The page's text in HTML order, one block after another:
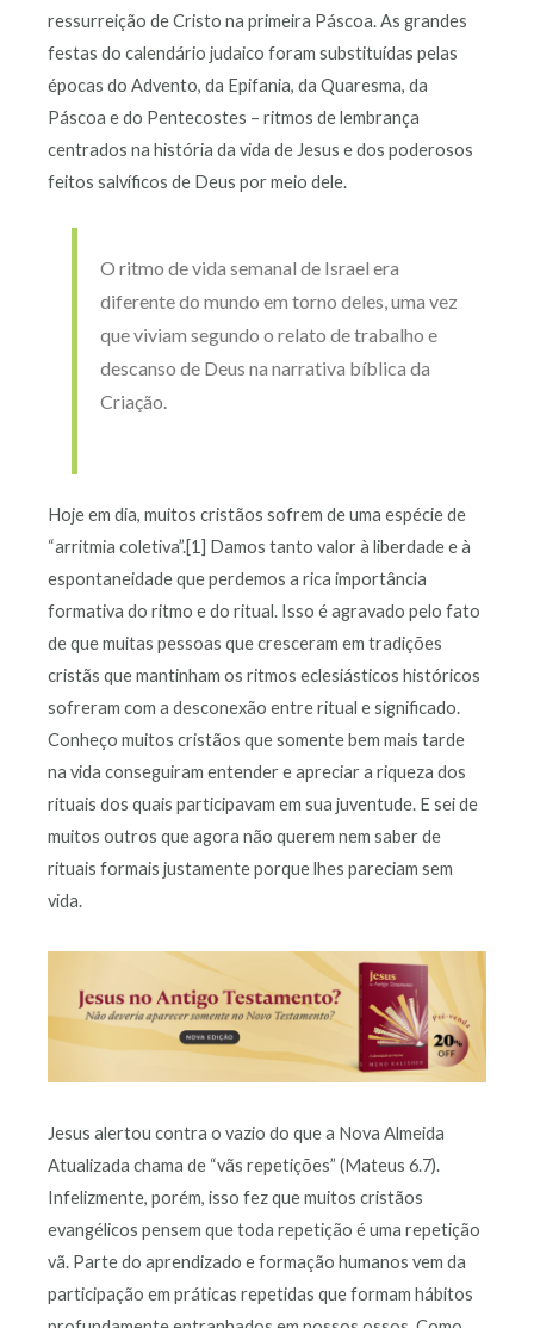
ressurreição de Cristo na primeira Páscoa. As grandes
festas do calendário judaico foram substituídas pelas
épocas do Advento, da Epifania, da Quaresma, da
Páscoa e do Pentecostes – ritmos de lembrança
centrados na história da vida de Jesus e dos poderosos
feitos salvíficos de Deus por meio dele.
O ritmo de vida semanal de Israel era
diferente do mundo em torno deles, uma vez
que viviam segundo o relato de trabalho e
descanso de Deus na narrativa bíblica da
Criação.
Hoje em dia, muitos cristãos sofrem de uma espécie de
“arritmia coletiva”.[1] Damos tanto valor à liberdade e à
espontaneidade que perdemos a rica importância
formativa do ritmo e do ritual. Isso é agravado pelo fato
de que muitas pessoas que cresceram em tradições
cristãs que mantinham os ritmos eclesiásticos históricos
sofreram com a desconexão entre ritual e significado.
Conheço muitos cristãos que somente bem mais tarde
na vida conseguiram entender e apreciar a riqueza dos
rituais dos quais participavam em sua juventude. E sei de
muitos outros que agora não querem nem saber de
rituais formais justamente porque lhes pareciam sem
vida.
Jesus alertou contra o vazio do que a Nova Almeida
Atualizada chama de “vãs repetições” (Mateus 6.7).
Infelizmente, porém, isso fez que muitos cristãos
evangélicos pensem que toda repetição é uma repetição
vã. Parte do aprendizado e formação humanos vem da
participação em práticas repetidas que formam hábitos